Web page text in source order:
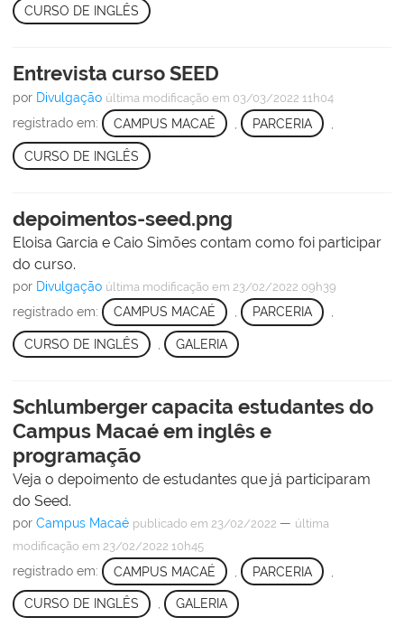
CURSO DE INGLÊS
Entrevista curso SEED
por Divulgação última modificação em 03/03/2022 11h04
registrado em: CAMPUS MACAÉ PARCERIA
CURSO DE INGLÊS
depoimentos-seed.png
Eloisa Garcia e Caio Simões contam como foi participar
do curso.
por Divulgação última modificação em 23/02/2022 09h39
registrado em: CAMPUS MACAÉ , PARCERIA ,
CURSO DE INGLÊS GALERIA
Schlumberger capacita estudantes do
Campus Macaé em inglês e
programação
Veja o depoimento de estudantes que já participaram
do Seed.
por Campus Macaé publicado em 23/02/2022 — última
modificação em 23/02/2022 10h45
registrado em: CAMPUS MACAÉ PARCERIA
CURSO DE INGLÊS , GALERIA